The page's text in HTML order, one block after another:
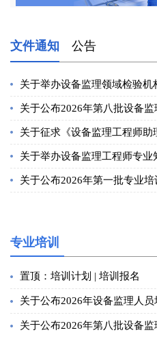
文件通知 公告
关于举办设备监理领域检验
关于公布2026年第八批设备
关于征求《设备监理工程师
关于举办设备监理工程师专
关于公布2026年第一批专业
专业培训
置顶：培训计划 | 培训报名
关于公布2026年设备监理人
关于公布2026年第八批设备